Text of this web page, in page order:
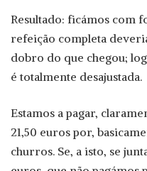
Resultado: ficámos com
refeição completa
dobro do que chegou;
é totalmente desajustada.
Estamos a pagar,
21,50 euros por,
churros. Se, a isto, se